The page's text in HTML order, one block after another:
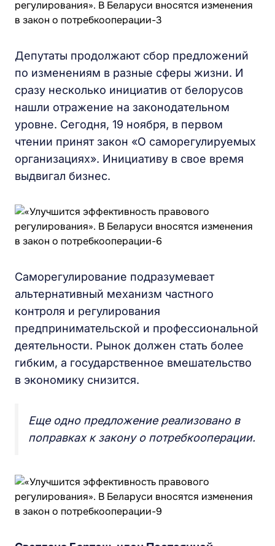
Депутаты продолжают сбор предложений
по изменениям в разные сферы жизни. И
сразу несколько инициатив от белорусов
нашли отражение на законодательном
уровне. Сегодня, 19 ноября, в первом
чтении принят закон «О саморегулируемых
организациях». Инициативу в свое время
выдвигал бизнес.
Саморегулирование подразумевает
альтернативный механизм частного
контроля и регулирования
предпринимательской и профессиональной
деятельности. Рынок должен стать более
гибким, а государственное вмешательство
в экономику снизится.
Еще одно предложение реализовано в
поправках к закону о потребкооперации.